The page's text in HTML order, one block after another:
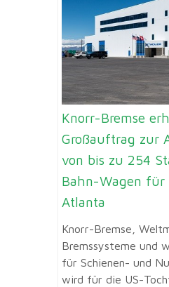
Knorr-Bremse
Großauftrag zur
von bis zu 254
Bahn-Wagen für
Atlanta
Knorr-Bremse,
Bremssysteme und
für Schienen- und
wird für die US-